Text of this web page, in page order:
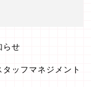
らせ
ッフマネジメント